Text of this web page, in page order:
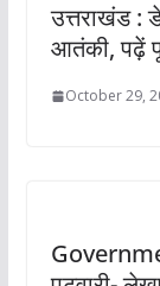
उत्तराखंड :
आतंकी, पढ़ें
October 29,